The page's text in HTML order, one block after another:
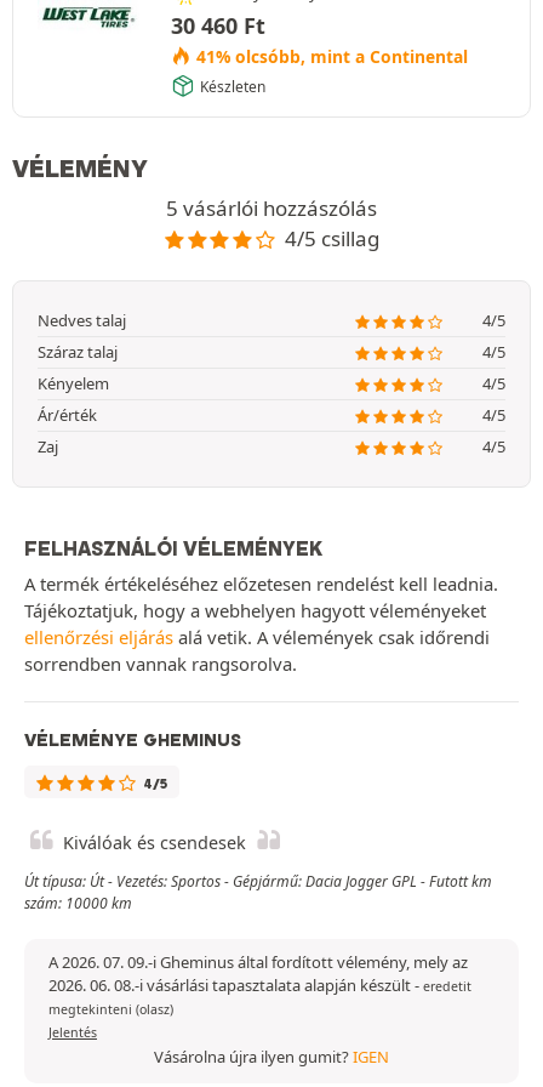
30 460 Ft
41% olcsóbb, mint a Continental
Készleten
VÉLEMÉNY
5 vásárlói hozzászólás
4/5 csillag
Nedves talaj
4/5
Száraz talaj
4/5
Kényelem
4/5
Ár/érték
4/5
Zaj
4/5
FELHASZNÁLÓI VÉLEMÉNYEK
A termék értékeléséhez előzetesen rendelést kell leadnia.
Tájékoztatjuk, hogy a webhelyen hagyott véleményeket
ellenőrzési eljárás alá vetik. A vélemények csak időrendi
sorrendben vannak rangsorolva.
VÉLEMÉNYE GHEMINUS
4/5
Kiválóak és csendesek
Út típusa: Út - Vezetés: Sportos - Gépjármű: Dacia Jogger GPL - Futott km
szám: 10000 km
A 2026. 07. 09.-i Gheminus által fordított vélemény, mely az
2026. 06. 08.-i vásárlási tapasztalata alapján készült- eredetit
megtekinteni (olasz)
Jelentés
Vásárolna újra ilyen gumit?IGEN